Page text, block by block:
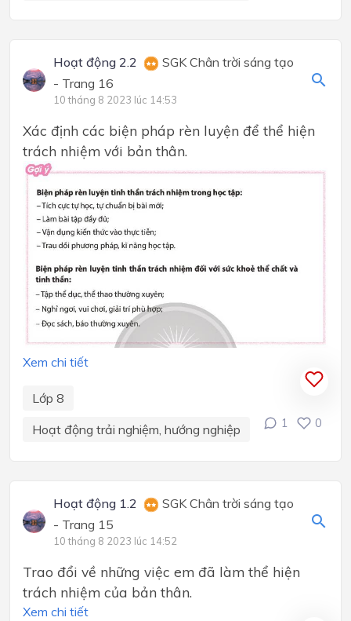
Hoạt động 2.2
SGK Chân trời sáng tạo
- Trang 16
10 tháng 8 2023 lúc 14:53
Xác định các biện pháp rèn luyện để thể hiện
trách nhiệm với bản thân.
Xem chi tiết
Lớp 8
Hoạt động trải nghiệm, hướng nghiệp
1 0
Hoạt động 1.2
SGK Chân trời sáng tạo
- Trang 15
10 tháng 8 2023 lúc 14:52
Trao đổi về những việc em đã làm thể hiện
trách nhiệm của bản thân.
Xem chi tiết